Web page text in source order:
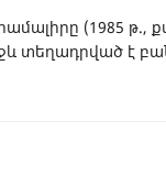
(1985 թ.,
տեղադրված է